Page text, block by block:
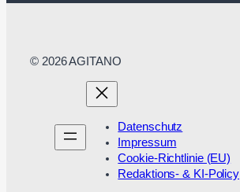
© 2026 AGITANO
Datenschutz
Impressum
Cookie-Richtlinie (EU)
Redaktions- & KI-Policy